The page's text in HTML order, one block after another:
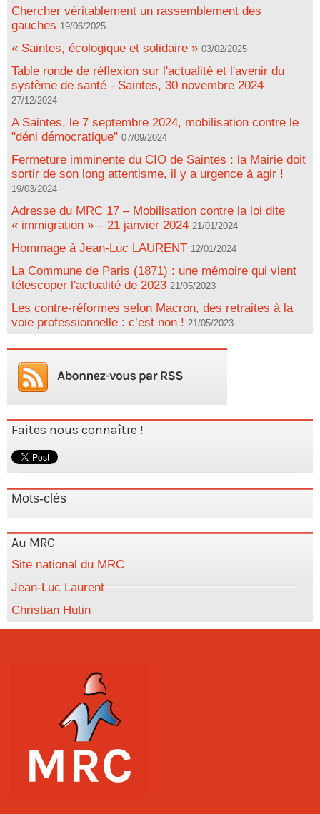
Chercher véritablement un rassemblement des
gauches 19/06/2025
« Saintes, écologique et solidaire » 03/02/2025
Table ronde de réflexion sur l'actualité et l'avenir du
système de santé - Saintes, 30 novembre 2024
27/12/2024
A Saintes, le 7 septembre 2024, mobilisation contre le
"déni démocratique" 07/09/2024
Fermeture imminente du CIO de Saintes : la Mairie doit
sortir de son long attentisme, il y a urgence à agir !
19/03/2024
Adresse du MRC 17 – Mobilisation contre la loi dite
« immigration » – 21 janvier 2024 21/01/2024
Hommage à Jean-Luc LAURENT 12/01/2024
La Commune de Paris (1871) : une mémoire qui vient
télescoper l'actualité de 2023 21/05/2023
Les contre-réformes selon Macron, des retraites à la
voie professionnelle : c’est non ! 21/05/2023
Faites nous connaître !
Mots-clés
Au MRC
Site national du MRC
Jean-Luc Laurent
Christian Hutin